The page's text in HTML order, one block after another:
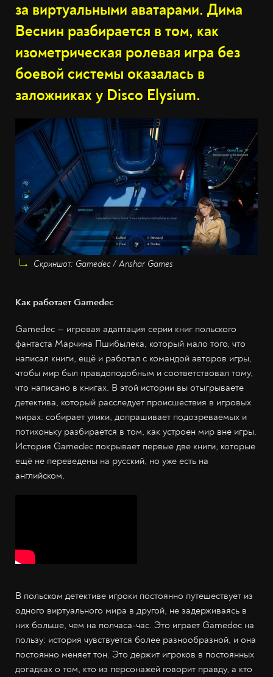
за виртуальными аватарами. Дима
Веснин разбирается в том, как
изометрическая ролевая игра без
боевой системы оказалась в
заложниках у Disco Elysium.
Скриншот: Gamedec / Anshar Games
Как работает Gamedec
Gamedec — игровая адаптация серии книг польского
фантаста Марчина Пшибылека, который мало того, что
написал книги, ещё и работал с командой авторов игры,
чтобы мир был правдоподобным и соответствовал тому,
что написано в книгах. В этой истории вы отыгрываете
детектива, который расследует происшествия в игровых
мирах: собирает улики, допрашивает подозреваемых и
потихоньку разбирается в том, как устроен мир вне игры.
История Gamedec покрывает первые две книги, которые
ещё не переведены на русский, но уже есть на
английском.
В польском детективе игроки постоянно путешествует из
одного виртуального мира в другой, не задерживаясь в
них больше, чем на полчаса-час. Это играет Gamedec на
пользу: история чувствуется более разнообразной, и она
постоянно меняет тон. Это держит игроков в постоянных
догадках о том, кто из персонажей говорит правду, а кто